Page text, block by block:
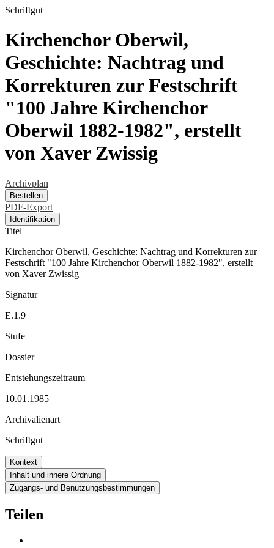
Schriftgut
Kirchenchor Oberwil,
Geschichte: Nachtrag und
Korrekturen zur Festschrift
"100 Jahre Kirchenchor
Oberwil 1882-1982", erstellt
von Xaver Zwissig
Archivplan
Bestellen
PDF-Export
Identifikation
Titel
Kirchenchor Oberwil, Geschichte: Nachtrag und Korrekturen zur
Festschrift "100 Jahre Kirchenchor Oberwil 1882-1982", erstellt
von Xaver Zwissig
Signatur
E.1.9
Stufe
Dossier
Entstehungszeitraum
10.01.1985
Archivalienart
Schriftgut
Kontext
Inhalt und innere Ordnung
Zugangs- und Benutzungsbestimmungen
Teilen